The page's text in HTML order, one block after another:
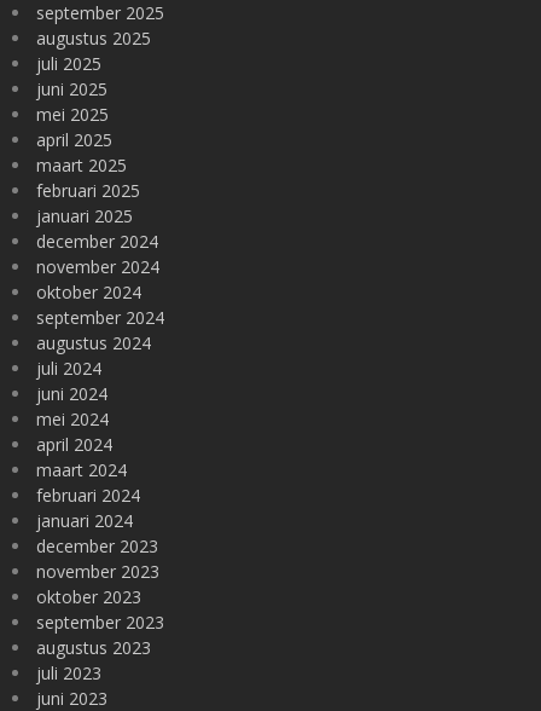
september 2025
augustus 2025
juli 2025
juni 2025
mei 2025
april 2025
maart 2025
februari 2025
januari 2025
december 2024
november 2024
oktober 2024
september 2024
augustus 2024
juli 2024
juni 2024
mei 2024
april 2024
maart 2024
februari 2024
januari 2024
december 2023
november 2023
oktober 2023
september 2023
augustus 2023
juli 2023
juni 2023